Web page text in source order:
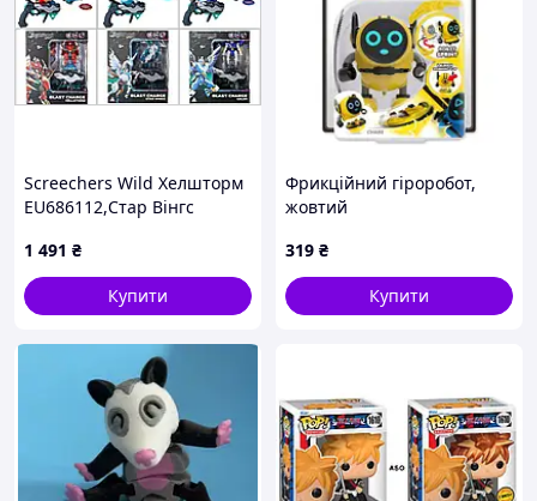
Screechers Wild Хелшторм
EU686112,Стар Вінгс
1 491 ₴
Купити
Фрикційний гіроробот,
жовтий
319 ₴
Купити